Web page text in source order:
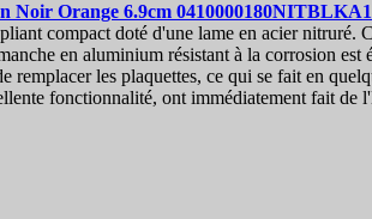
Noir Orange 6.9cm 0410000180NITBLKA1
compact doté d'une lame en acier nitruré.
en aluminium résistant à la corrosion
remplacer les plaquettes, ce qui se fait en
fonctionnalité, ont immédiatement fait